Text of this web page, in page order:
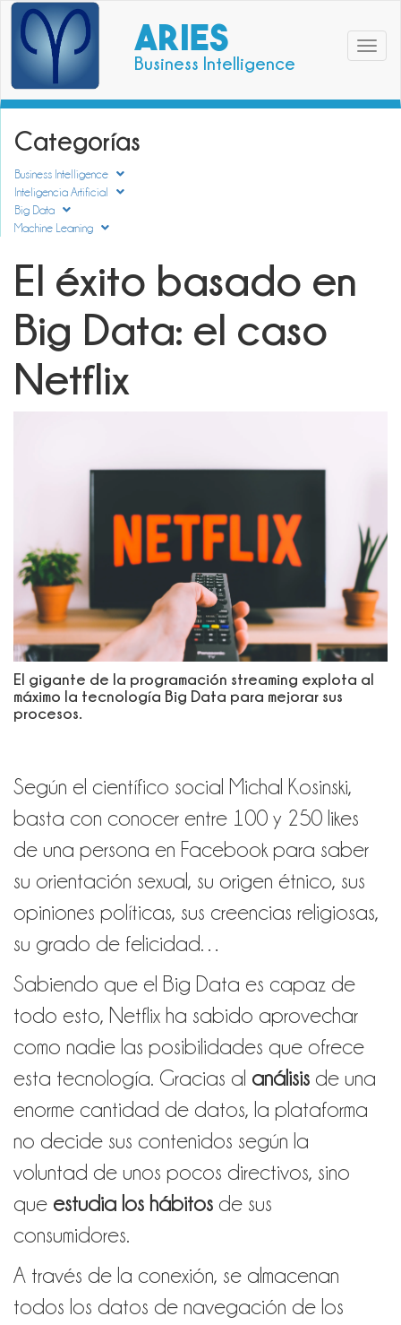
ARIES
Business Intelligence
Toggle
Categorías
Business Intelligence
Inteligencia Artificial
Big Data
Machine Learning
El éxito basado en
Big Data: el caso
Netflix
El gigante de la programación streaming explota al
máximo la tecnología Big Data para mejorar sus
procesos.
Según el científico social Michal Kosinski,
basta con conocer entre 100 y 250 likes
de una persona en Facebook para saber
su orientación sexual, su origen étnico, sus
opiniones políticas, sus creencias religiosas,
su grado de felicidad…
Sabiendo que el Big Data es capaz de
todo esto, Netflix ha sabido aprovechar
como nadie las posibilidades que ofrece
esta tecnología. Gracias al análisis de una
enorme cantidad de datos, la plataforma
no decide sus contenidos según la
voluntad de unos pocos directivos, sino
que estudia los hábitos de sus
consumidores.
A través de la conexión, se almacenan
todos los datos de navegación de los